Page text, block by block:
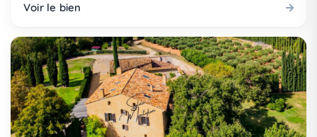
Voir le bien